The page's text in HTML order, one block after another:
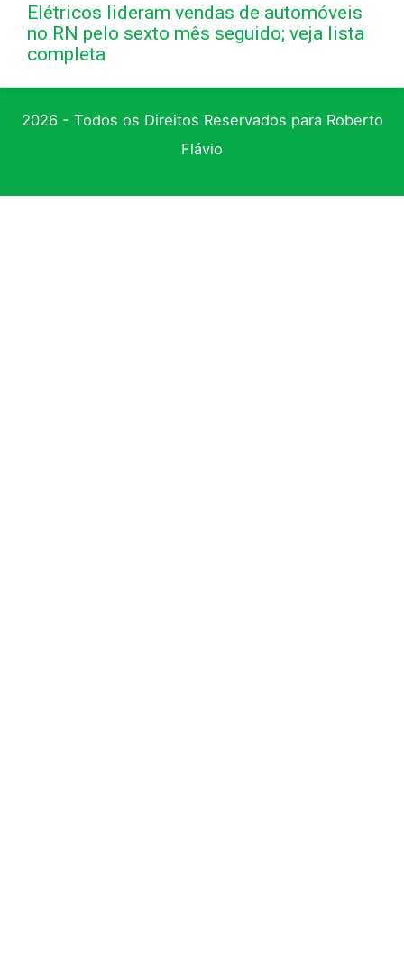
Elétricos lideram vendas de automóveis
no RN pelo sexto mês seguido; veja lista
completa
2026 - Todos os Direitos Reservados para Roberto
Flávio